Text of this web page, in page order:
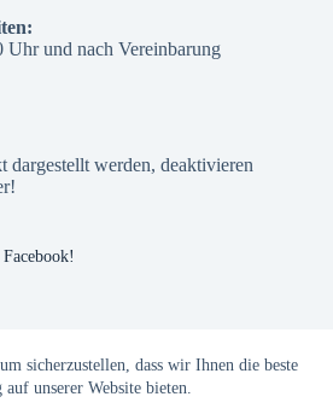
sicherzustellen, dass wir Ihnen die beste
auf unserer Website bieten.
Uhr und nach Vereinbarung
dargestellt werden, deaktivieren